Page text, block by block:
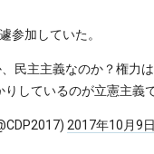
参加していた。
民主主義なのか？権力
しているのが立憲主義で
2017年10月9日